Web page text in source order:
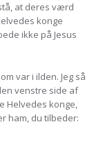
at deres værd
konge
ikke på Jesus
var i ilden. Jeg så
venstre side af
Helvedes konge,
ham, du tilbeder: